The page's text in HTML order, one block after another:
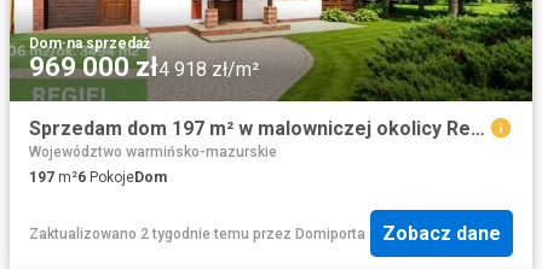
Dom·na sprzedaż
969 000 zł4 918 zł/m²
Sprzedam dom 197 m² w malowniczej okolicy Regiel
Województwo warmińsko-mazurskie
197 m²6 PokojeDom
Zaktualizowano 2 tygodnie temu przez Domiporta Zobacz dane